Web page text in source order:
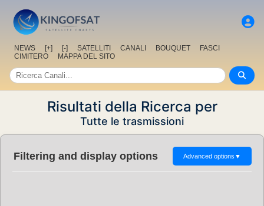
NEWS [+] [-] SATELLITI CANALI BOUQUET
FASCI
CIMITERO
MAPPA DEL SITO
Risultati della Ricerca per
Tutte le trasmissioni
Filtering and display options Advanced options ▼